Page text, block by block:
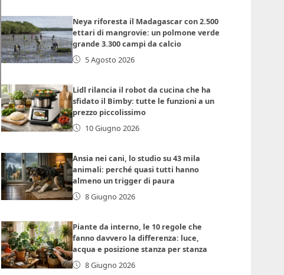
Neya riforesta il Madagascar con 2.500
ettari di mangrovie: un polmone verde
grande 3.300 campi da calcio
5 Agosto 2026
Lidl rilancia il robot da cucina che ha
sfidato il Bimby: tutte le funzioni a un
prezzo piccolissimo
10 Giugno 2026
Ansia nei cani, lo studio su 43 mila
animali: perché quasi tutti hanno
almeno un trigger di paura
8 Giugno 2026
Piante da interno, le 10 regole che
fanno davvero la differenza: luce,
acqua e posizione stanza per stanza
8 Giugno 2026